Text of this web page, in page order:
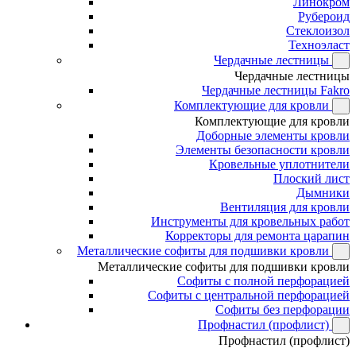
Рубероид
Стеклоизол
Техноэласт
Чердачные лестницы
Чердачные лестницы
Чердачные лестницы Fakro
Комплектующие для кровли
Комплектующие для кровли
Доборные элементы кровли
Элементы безопасности кровли
Кровельные уплотнители
Плоский лист
Дымники
Вентиляция для кровли
Инструменты для кровельных работ
Корректоры для ремонта царапин
Металлические софиты для подшивки кровли
Металлические софиты для подшивки кровли
Софиты с полной перфорацией
Софиты с центральной перфорацией
Софиты без перфорации
Профнастил (профлист)
Профнастил (профлист)